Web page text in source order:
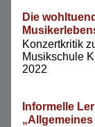
Die
Konzertkritik
Musikschule
2022
Informelle